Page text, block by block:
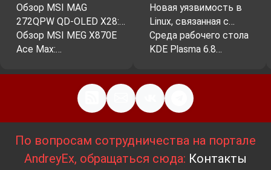
Обзор MSI MAG
272QPW QD-OLED X28:…
Обзор MSI MEG X870E
Ace Max:…
Новая уязвимость в
Linux, связанная с…
Среда рабочего стола
KDE Plasma 6.8…
По вопросам сотрудничества на портале
AndreyEx, обращаться сюда: Контакты